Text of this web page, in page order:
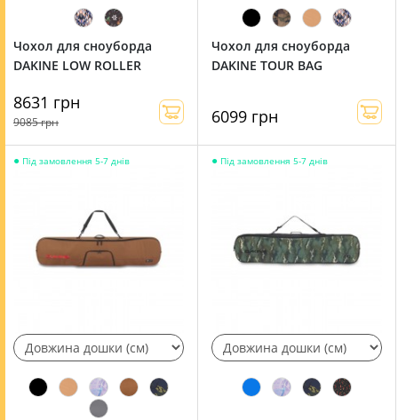
Чохол для сноуборда
DAKINE LOW ROLLER
8631 грн
9085 грн
Чохол для сноуборда
DAKINE TOUR BAG
6099 грн
● Під замовлення 5-7 днів ● Під замовлення 5-7 днів